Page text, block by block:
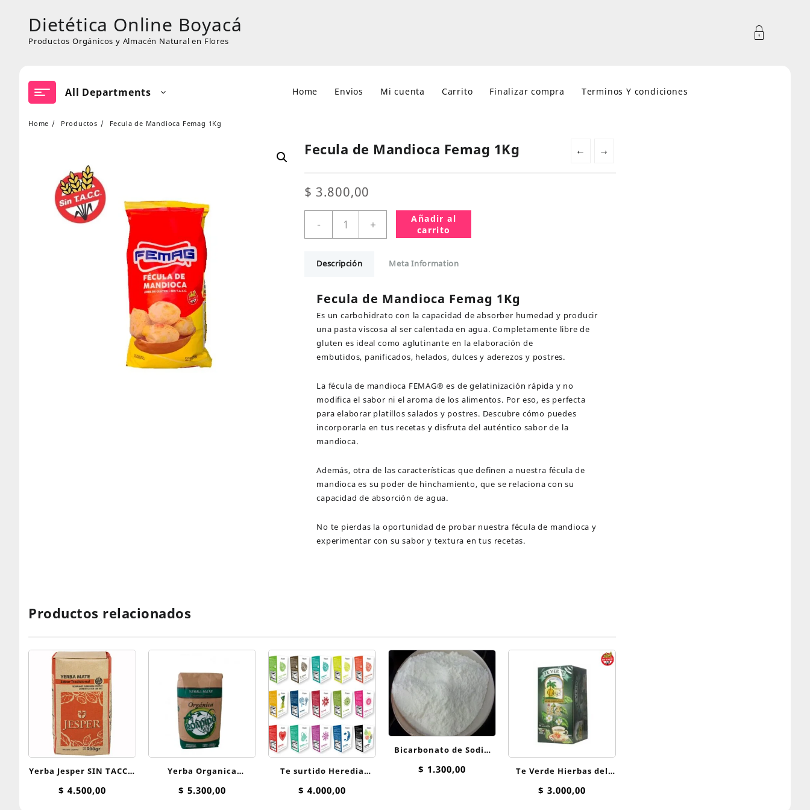
contentDietética Online Boyacá
Productos Orgánicos y Almacén Natural en Flores
All Departments Home Envios Mi cuenta Carrito Finalizar compra Terminos Y condiciones
Home Productos Fecula de Mandioca Femag 1Kg
← →
Fecula de Mandioca Femag 1Kg
$ 3.800,00
-
Mandioca
1Kg
+
Añadir al
carrito
Descripción Meta Information
Fecula de Mandioca Femag 1Kg
Es un carbohidrato con la capacidad de absorber humedad y producir
una pasta viscosa al ser calentada en agua. Completamente libre de
gluten es ideal como aglutinante en la elaboración de
embutidos, panificados, helados, dulces y aderezos y postres.
La fécula de mandioca FEMAG® es de gelatinización rápida y no
modifica el sabor ni el aroma de los alimentos. Por eso, es perfecta
para elaborar platillos salados y postres. Descubre cómo puedes
incorporarla en tus recetas y disfruta del auténtico sabor de la
mandioca.
Además, otra de las características que definen a nuestra fécula de
mandioca es su poder de hinchamiento, que se relaciona con su
capacidad de absorción de agua.
No te pierdas la oportunidad de probar nuestra fécula de mandioca y
experimentar con su sabor y textura en tus recetas.
Productos relacionados
Yerba Jesper SIN TACC x
500 g
$ 4.500,00
Yerba Organica
Tradicional Roapipo 500
$ 5.300,00
Te surtido Heredia
Surtido Hierbas
$ 4.000,00
Bicarbonato de Sodio
100 grs
$ 1.300,00
Te Verde Hierbas del
Oasis
$ 3.000,00